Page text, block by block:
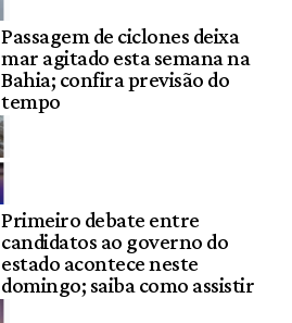
Passagem de ciclones deixa
mar agitado esta semana na
Bahia; confira previsão do
tempo
Primeiro debate entre
candidatos ao governo do
estado acontece neste
domingo; saiba como assistir